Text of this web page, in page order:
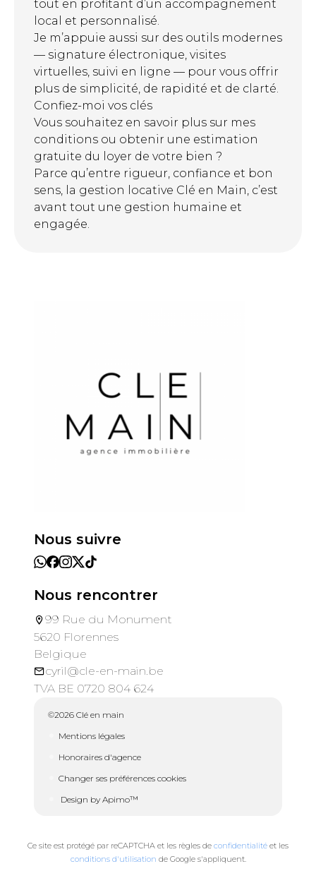
tout en profitant d’un accompagnement
local et personnalisé.
Je m’appuie aussi sur des outils modernes
— signature électronique, visites
virtuelles, suivi en ligne — pour vous offrir
plus de simplicité, de rapidité et de clarté.
Confiez-moi vos clés
Vous souhaitez en savoir plus sur mes
conditions ou obtenir une estimation
gratuite du loyer de votre bien ?
Parce qu’entre rigueur, confiance et bon
sens, la gestion locative Clé en Main, c’est
avant tout une gestion humaine et
engagée.
Nous suivre
Nous rencontrer
99 Rue du Monument
5620 Florennes
Belgique
cyril@cle-en-main.be
TVA BE 0720 804 624
©2026 Clé en main
Mentions légales
Honoraires d'agence
Changer ses préférences cookies
Design by Apimo™
Ce site est protégé par reCAPTCHA et les règles de confidentialité et les
conditions d'utilisation de Google s'appliquent.